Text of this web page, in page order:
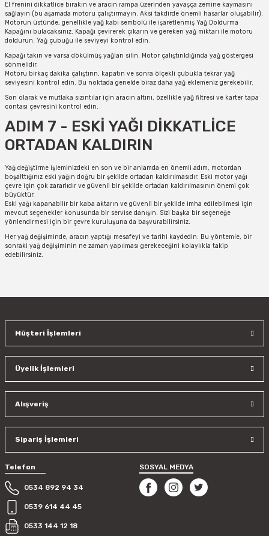
El frenini dikkatlice bırakın ve aracın rampa üzerinden yavaşça zemine kaymasını
sağlayın (bu aşamada motoru çalıştırmayın. Aksi takdirde önemli hasarlar oluşabilir).
Motorun üstünde, genellikle yağ kabı sembolü ile işaretlenmiş Yağ Doldurma
Kapağını bulacaksınız. Kapağı çevirerek çıkarın ve gereken yağ miktarı ile motoru
doldurun. Yağ çubuğu ile seviyeyi kontrol edin.
Kapağı takın ve varsa dökülmüş yağları silin. Motor çalıştırıldığında yağ göstergesi
sönmelidir.
Motoru birkaç dakika çalıştırın, kapatın ve sonra ölçekli çubukla tekrar yağ
seviyesini kontrol edin. Bu noktada genelde biraz daha yağ eklemeniz gerekebilir.
Son olarak ve mutlaka sızıntılar için aracın altını, özellikle yağ filtresi ve karter tapa
contası çevresini kontrol edin.
ADIM 7 - ESKİ YAĞI DİKKATLİCE
ORTADAN KALDIRIN
Yağ değiştirme işleminizdeki en son ve bir anlamda en önemli adım, motordan
boşalttığınız eski yağın doğru bir şekilde ortadan kaldırılmasıdır. Eski motor yağı
çevre için çok zararlıdır ve güvenli bir şekilde ortadan kaldırılmasının önemi çok
büyüktür.
Eski yağı kapanabilir bir kaba aktarın ve güvenli bir şekilde imha edilebilmesi için
mevcut seçenekler konusunda bir servise danışın. Sizi başka bir seçeneğe
yönlendirmesi için bir çevre kuruluşuna da başvurabilirsiniz.
Her yağ değişiminde, aracın yaptığı mesafeyi ve tarihi kaydedin. Bu yöntemle, bir
sonraki yağ değişiminin ne zaman yapılması gerekeceğini kolaylıkla takip
edebilirsiniz.
Müşteri İşlemleri
Üyelik İşlemleri
Alışveriş
Sipariş İşlemleri
Telefon
0534 892 94 34
0539 614 44 45
0533 144 12 18
SOSYAL MEDYA